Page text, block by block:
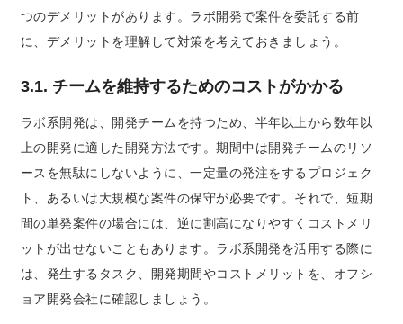
つのデメリットがあります。ラボ開発で案件を委託する前
に、デメリットを理解して対策を考えておきましょう。
3.1. チームを維持するためのコストがかかる
ラボ系開発は、開発チームを持つため、半年以上から数年以
上の開発に適した開発方法です。期間中は開発チームのリソ
ースを無駄にしないように、一定量の発注をするプロジェク
ト、あるいは大規模な案件の保守が必要です。それで、短期
間の単発案件の場合には、逆に割高になりやすくコストメリ
ットが出せないこともあります。ラボ系開発を活用する際に
は、発生するタスク、開発期間やコストメリットを、オフシ
ョア開発会社に確認しましょう。